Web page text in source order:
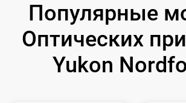
Популярные
Оптических
Yukon